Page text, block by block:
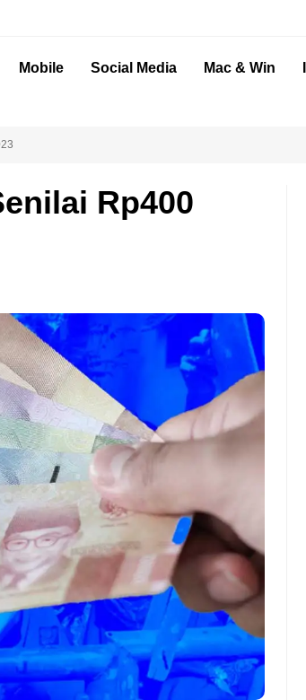
Mobile Social Media Mac & Win
Rp400